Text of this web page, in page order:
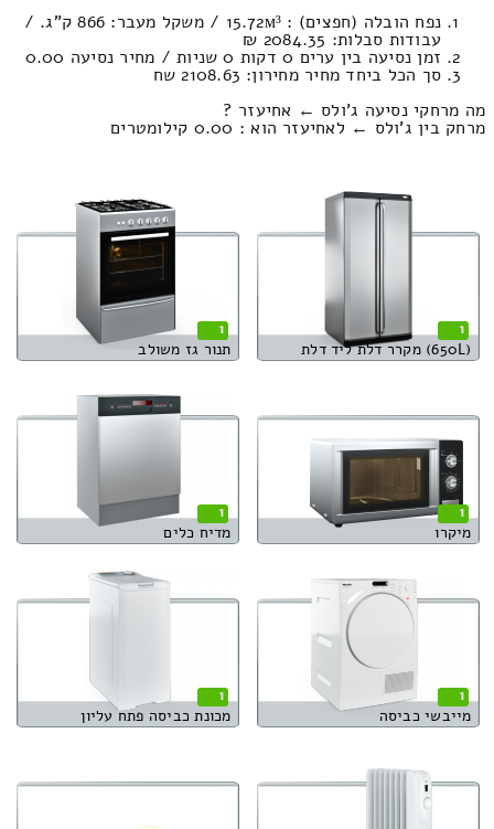
נפח הובלה (חפצים) : 15.72м³ / משקל מעבר: 866 ק”ג. /
עבודות סבלות: 2084.35 ₪
זמן נסיעה בין ערים 0 דקות 0 שניות / מחיר נסיעה 0.00
סך הכל ביחד מחיר מחירון: 2108.63 שח
מה מרחקי נסיעה ג'ולס ← אחיעזר ?
מרחק בין ג'ולס ← לאחיעזר הוא : 0.00 קילומטרים
1
(650L) מקרר דלת ליד דלת
1
תנור גז משולב
1
מיקרו
1
מדיח כלים
1
מייבשי כביסה
1
מכונת כביסה פתח עליון